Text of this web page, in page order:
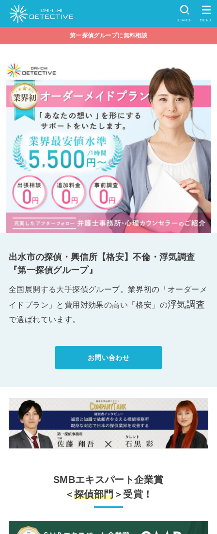
SEARCH MENU
第一探偵グループに無料相談
出水市の探偵・興信所【格安】不倫・浮気調査
『第一探偵グループ』
全国展開する大手探偵グループ。業界初の「オーダーメ
イドプラン」と費用対効果の高い「格安」の浮気調査
で選ばれています。
お問い合わせ
SMBエキスパート企業賞
＜探偵部門 ＞受賞！